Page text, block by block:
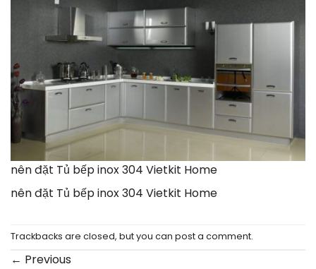
nên đặt Tủ bếp inox 304 Vietkit Home
nên đặt Tủ bếp inox 304 Vietkit Home
Trackbacks are closed, but you can post a comment.
← Previous